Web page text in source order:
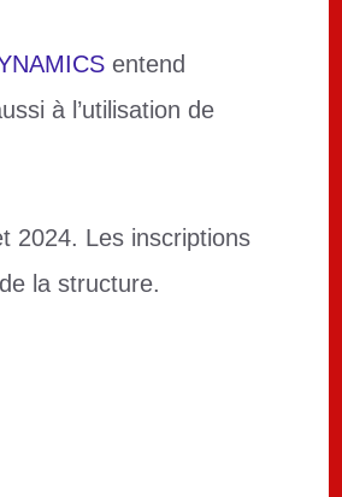
entend
à l’utilisation de
2024. Les inscriptions
la structure.